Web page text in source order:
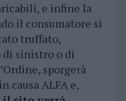
e infine la
il consumatore si
truffato,
di sinistro o di
sporgerà
causa ALFA e,